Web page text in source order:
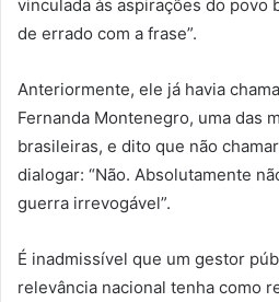
vinculada às aspirações do povo
de errado com a frase”.
Anteriormente, ele já havia
Fernanda Montenegro, uma das
brasileiras, e dito que não
dialogar: “Não. Absolutamente
guerra irrevogável”.
É inadmissível que um gestor
relevância nacional tenha como